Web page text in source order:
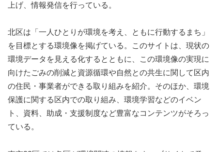
上げ、情報発信を行っている。
北区は「一人ひとりが環境を考え、ともに行動するまち」
を目標とする環境像を掲げている。このサイトは、現状の
環境データを見える化するとともに、この環境像の実現に
向けたごみの削減と資源循環や自然との共生に関して区内
の住民・事業者ができる取り組みを紹介。そのほか、環境
保護に関する区内での取り組み、環境学習などのイベン
ト、資料、助成・支援制度など豊富なコンテンツがそろっ
ている。